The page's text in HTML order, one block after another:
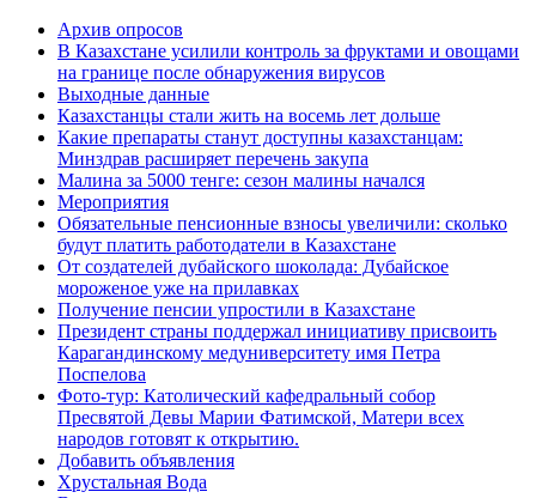
Архив опросов
В Казахстане усилили контроль за фруктами и овощами
на границе после обнаружения вирусов
Выходные данные
Казахстанцы стали жить на восемь лет дольше
Какие препараты станут доступны казахстанцам:
Минздрав расширяет перечень закупа
Малина за 5000 тенге: сезон малины начался
Мероприятия
Обязательные пенсионные взносы увеличили: сколько
будут платить работодатели в Казахстане
От создателей дубайского шоколада: Дубайское
мороженое уже на прилавках
Получение пенсии упростили в Казахстане
Президент страны поддержал инициативу присвоить
Карагандинскому медуниверситету имя Петра
Поспелова
Фото-тур: Католический кафедральный собор
Пресвятой Девы Марии Фатимской, Матери всех
народов готовят к открытию.
Добавить объявления
Хрустальная Вода